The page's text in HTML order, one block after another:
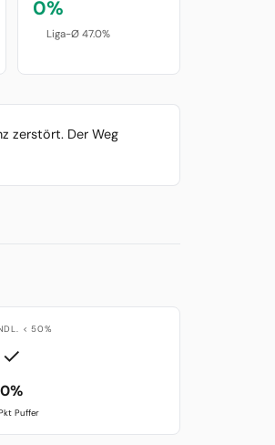
0%
Liga-Ø 47.0%
zerstört. Der Weg
< 50%
✓
0%
Puffer